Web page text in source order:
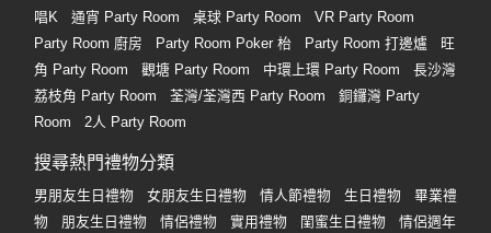
唱K
通宵 Party Room 桌球 Party Room
VR Party Room
Party Room 廚房
Party Room Poker 枱 Party Room 打邊爐
旺
角 Party Room
觀塘 Party Room 中環上環 Party Room
長沙灣
荔枝角 Party Room
荃灣/荃灣西 Party Room
銅鑼灣 Party
Room
2人 Party Room
搜尋熱門禮物分類
男朋友生日禮物 女朋友生日禮物 情人節禮物 生日禮物
畢業禮
物
朋友生日禮物 情侶禮物 實用禮物 閨蜜生日禮物 情侶週年